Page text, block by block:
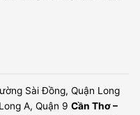
Sài Đồng, Quận Long
A, Quận 9 Cần Thơ –